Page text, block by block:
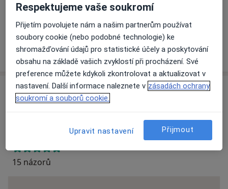
Na teto adrese lékař přijímá pacienty na pojišťovnu
Detaily
Víceo adrese
Názory
Přidejte svůj názor
15 názorů
Respektujeme vaše soukromí
Přijetím povolujete nám a našim partnerům používat
soubory cookie (nebo podobné technologie) ke
shromažďování údajů pro statistické účely a poskytování
obsahu na základě vašich zvyklostí při procházení. Své
preference můžete kdykoli zkontrolovat a aktualizovat v
nastavení. Další informace naleznete v zásadách ochrany
soukromí a souborů cookie.
Upravit nastavení Přijmout